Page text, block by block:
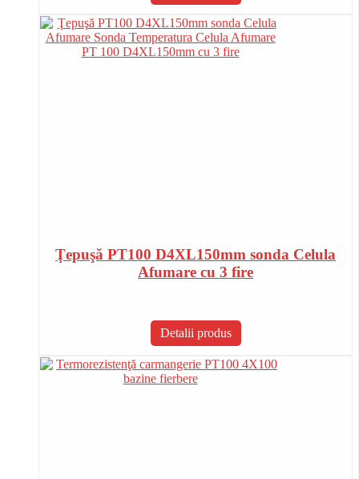
Ţepuşă PT100 D4XL150mm sonda Celula
Afumare cu 3 fire
Detalii produs